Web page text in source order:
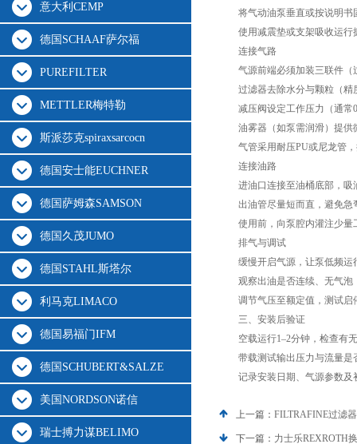
意大利CEMP
德国SCHAAF萨尔福
PUREFILTER
METTLER梅特勒
斯派莎克spiraxsarcocn
德国安士能EUCHNER
德国萨姆森SAMSON
德国久茂JUMO
德国STAHL斯塔尔
利马克LIMACO
德国易福门IFM
德国SCHUBERT&SALZE
美国NORDSON诺信
瑞士搏力谋BELIMO
将气动油泵垂直或按说明书
使用减震垫或支架吸收运行
连接气路
气源前端必须加装三联件（
过滤器去除水分与颗粒（精
减压阀设定工作压力（通常
油雾器（如泵需润滑）提供
气管采用耐压PU或尼龙管，
连接油路
进油口连接至油桶底部，吸
出油管尽量短而直，避免急
使用前，向泵腔内灌注少量
排气与调试
缓慢开启气源，让泵低频运
观察出油是否连续、无气泡
调节气压至额定值，测试启
三、安装后验证
空载运行1–2分钟，检查有无
带载测试输出压力与流量是
记录安装日期、气源参数及
上一篇： FILTRAFINE过滤
下一篇： 力士乐REXROTH